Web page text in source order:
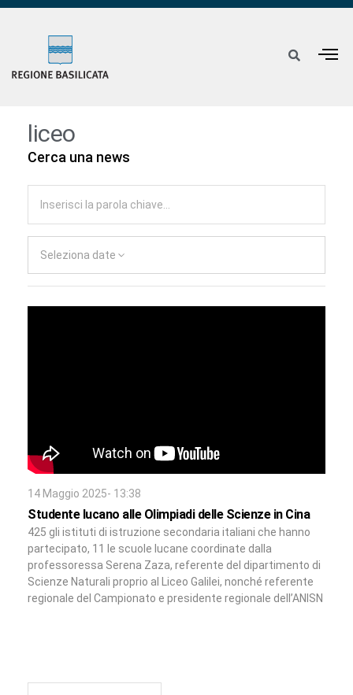
liceo
Cerca una news
Seleziona date
14 Maggio 2025- 13:38
Studente lucano alle Olimpiadi delle Scienze in Cina
425 gli istituti di istruzione secondaria italiani che hanno
partecipato, 11 le scuole lucane coordinate dalla
professoressa Serena Zaza, referente del dipartimento di
Scienze Naturali proprio al Liceo Galilei, nonché referente
regionale del Campionato e presidente regionale dell’ANISN